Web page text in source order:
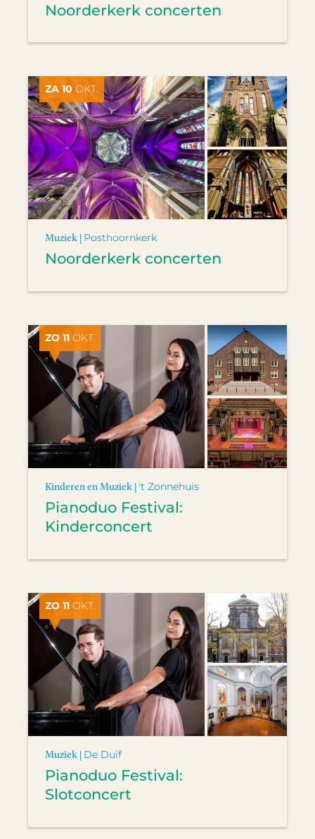
Noorderkerk concerten
ZA 10 OKT.
Muziek | Posthoornkerk
Noorderkerk concerten
ZO 11 OKT.
Kinderen en Muziek | 't Zonnehuis
Pianoduo Festival:
Kinderconcert
ZO 11 OKT.
Muziek | De Duif
Pianoduo Festival:
Slotconcert